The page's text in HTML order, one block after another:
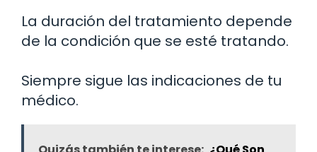
La duración del tratamiento depende
de la condición que se esté tratando.
Siempre sigue las indicaciones de tu
médico.